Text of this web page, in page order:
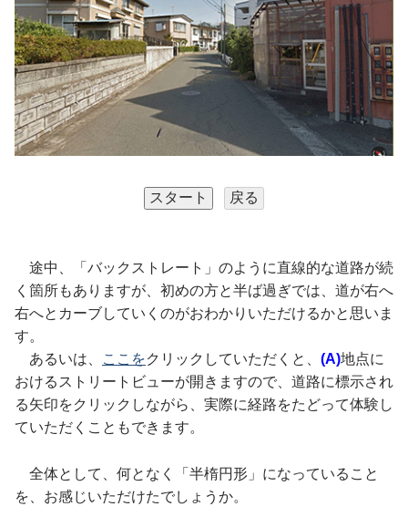
途中、「バックストレート」のように直線的な道路が続
く箇所もありますが、初めの方と半ば過ぎでは、道が右へ
右へとカーブしていくのがおわかりいただけるかと思いま
す。
あるいは、
ここをクリックしていただくと、 (A)地点に
おけるストリートビューが開きますので、道路に標示され
る矢印をクリックしながら、実際に経路をたどって体験し
ていただくこともできます。
全体として、何となく「半楕円形」になっていること
を、お感じいただけたでしょうか。